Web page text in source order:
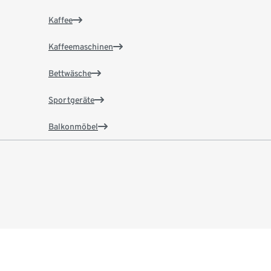
Kaffee
Kaffeemaschinen
Bettwäsche
Sportgeräte
Balkonmöbel